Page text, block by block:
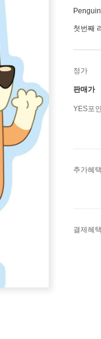
첫번째
정가
판매가
YES포
추가혜
결제혜택